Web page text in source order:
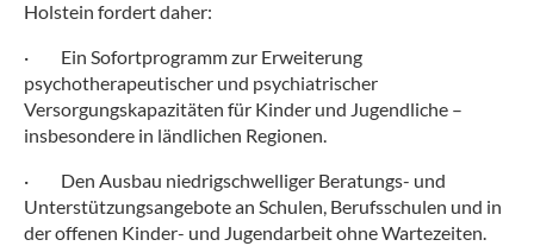
Holstein fordert daher:
· Ein Sofortprogramm zur Erweiterung
psychotherapeutischer und psychiatrischer
Versorgungskapazitäten für Kinder und Jugendliche –
insbesondere in ländlichen Regionen.
· Den Ausbau niedrigschwelliger Beratungs- und
Unterstützungsangebote an Schulen, Berufsschulen und in
der offenen Kinder- und Jugendarbeit ohne Wartezeiten.